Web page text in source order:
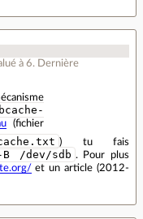
à 6. Dernière
bcache-
(fichier
) tu fais
B /dev/sdb . Pour plus
et un article (2012-